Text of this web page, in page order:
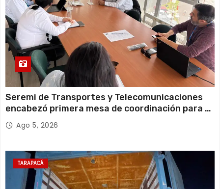
Seremi de Transportes y Telecomunicaciones
encabezó primera mesa de coordinación para el
retiro de cables en desuso en Iquique
Ago 5, 2026
TARAPACÁ